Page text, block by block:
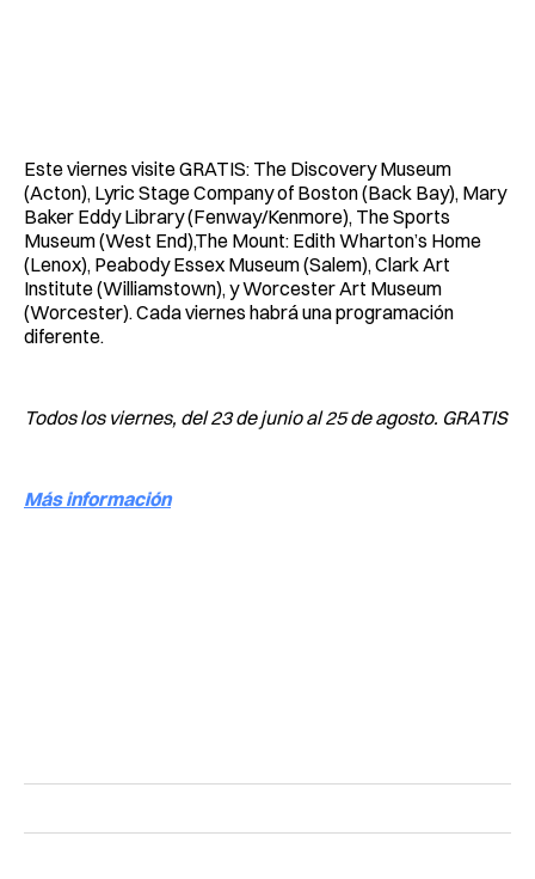
Este viernes visite GRATIS: The Discovery Museum
(Acton), Lyric Stage Company of Boston (Back Bay), Mary
Baker Eddy Library (Fenway/Kenmore), The Sports
Museum (West End),The Mount: Edith Wharton’s Home
(Lenox), Peabody Essex Museum (Salem), Clark Art
Institute (Williamstown), y Worcester Art Museum
(Worcester). Cada viernes habrá una programación
diferente.
Todos los viernes, del 23 de junio al 25 de agosto. GRATIS
Más información